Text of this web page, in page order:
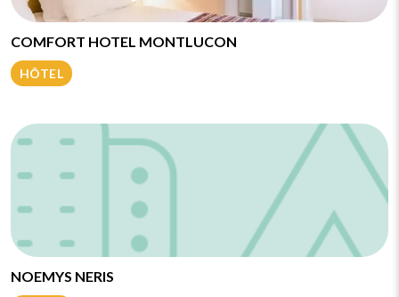
COMFORT HOTEL MONTLUCON
HÔTEL
NOEMYS NERIS